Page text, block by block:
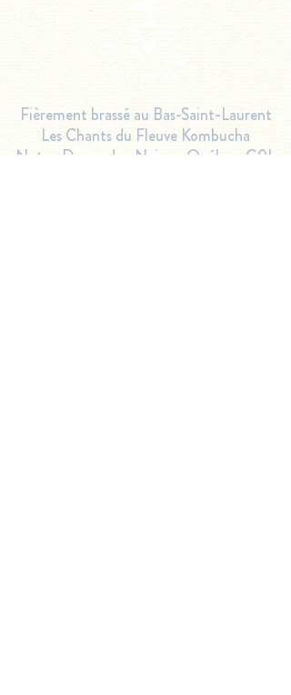
Fièrement brassé au Bas-Saint-Laurent
Les Chants du Fleuve Kombucha
Notre-Dame-des-Neiges, Québec G0L